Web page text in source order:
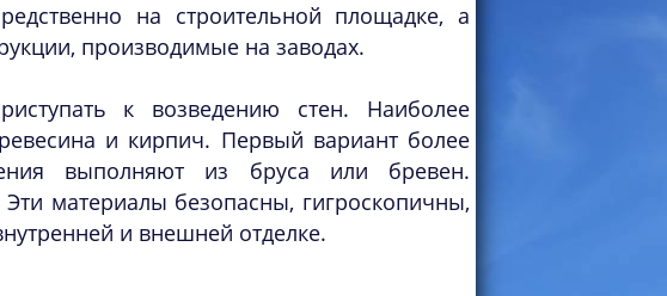
на строительной площадке, а
производимые на заводах.
к возведению стен. Наиболее
и кирпич. Первый вариант более
выполняют из бруса или бревен.
материалы безопасны, гигроскопичны,
и внешней отделке.